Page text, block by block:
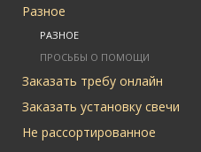
Разное
РАЗНОЕ
ПРОСЬБЫ О ПОМОЩИ
Заказать требу онлайн
Заказать установку свечи
Не рассортированное